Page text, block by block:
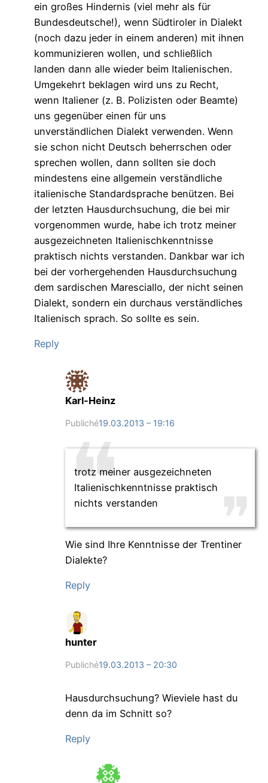
ein großes Hindernis (viel mehr als für
Bundesdeutsche!), wenn Südtiroler in Dialekt
(noch dazu jeder in einem anderen) mit ihnen
kommunizieren wollen, und schließlich
landen dann alle wieder beim Italienischen.
Umgekehrt beklagen wird uns zu Recht,
wenn Italiener (z. B. Polizisten oder Beamte)
uns gegenüber einen für uns
unverständlichen Dialekt verwenden. Wenn
sie schon nicht Deutsch beherrschen oder
sprechen wollen, dann sollten sie doch
mindestens eine allgemein verständliche
italienische Standardsprache benützen. Bei
der letzten Hausdurchsuchung, die bei mir
vorgenommen wurde, habe ich trotz meiner
ausgezeichneten Italienischkenntnisse
praktisch nichts verstanden. Dankbar war ich
bei der vorhergehenden Hausdurchsuchung
dem sardischen Maresciallo, der nicht seinen
Dialekt, sondern ein durchaus verständliches
Italienisch sprach. So sollte es sein.
Reply
Karl-Heinz
Publiché19.03.2013 – 19:16
trotz meiner ausgezeichneten
Italienischkenntnisse praktisch
nichts verstanden
Wie sind Ihre Kenntnisse der Trentiner
Dialekte?
Reply
hunter
Publiché19.03.2013 – 20:30
Hausdurchsuchung? Wieviele hast du
denn da im Schnitt so?
Reply